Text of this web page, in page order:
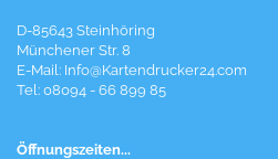
D-85643 Steinhöring
Münchener Str. 8
E-Mail: Info@Kartendrucker24.com
Tel: 08094 - 66 899 85
Öffnungszeiten...